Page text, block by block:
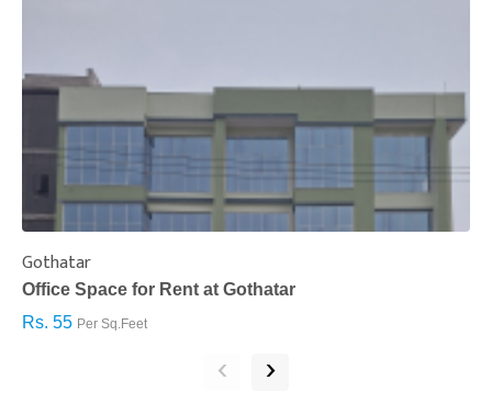
Gothatar
Office Space for Rent at Gothatar
Rs. 55 Per Sq.Feet
‹ ›